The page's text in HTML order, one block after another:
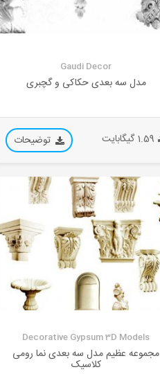
Gaudi Decor
مدل سه بعدی حکاکی و گچبری
1.59 گیگابایت توضیحات
Decorative Gypsum 3D Models
مجموعه عظیم مدل سه بعدی نما رومی
کلاسیک